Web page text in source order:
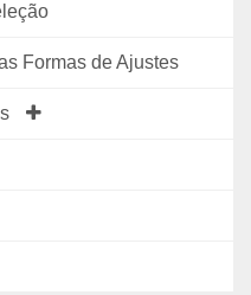
Formas de Ajustes